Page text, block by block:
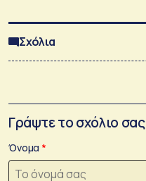
Σχόλια
Γράψτε το σχόλιο σας
Όνομα